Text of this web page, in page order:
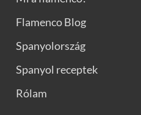
Flamenco Blog
Spanyolország
Spanyol receptek
Rólam